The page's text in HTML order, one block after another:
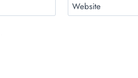
Website